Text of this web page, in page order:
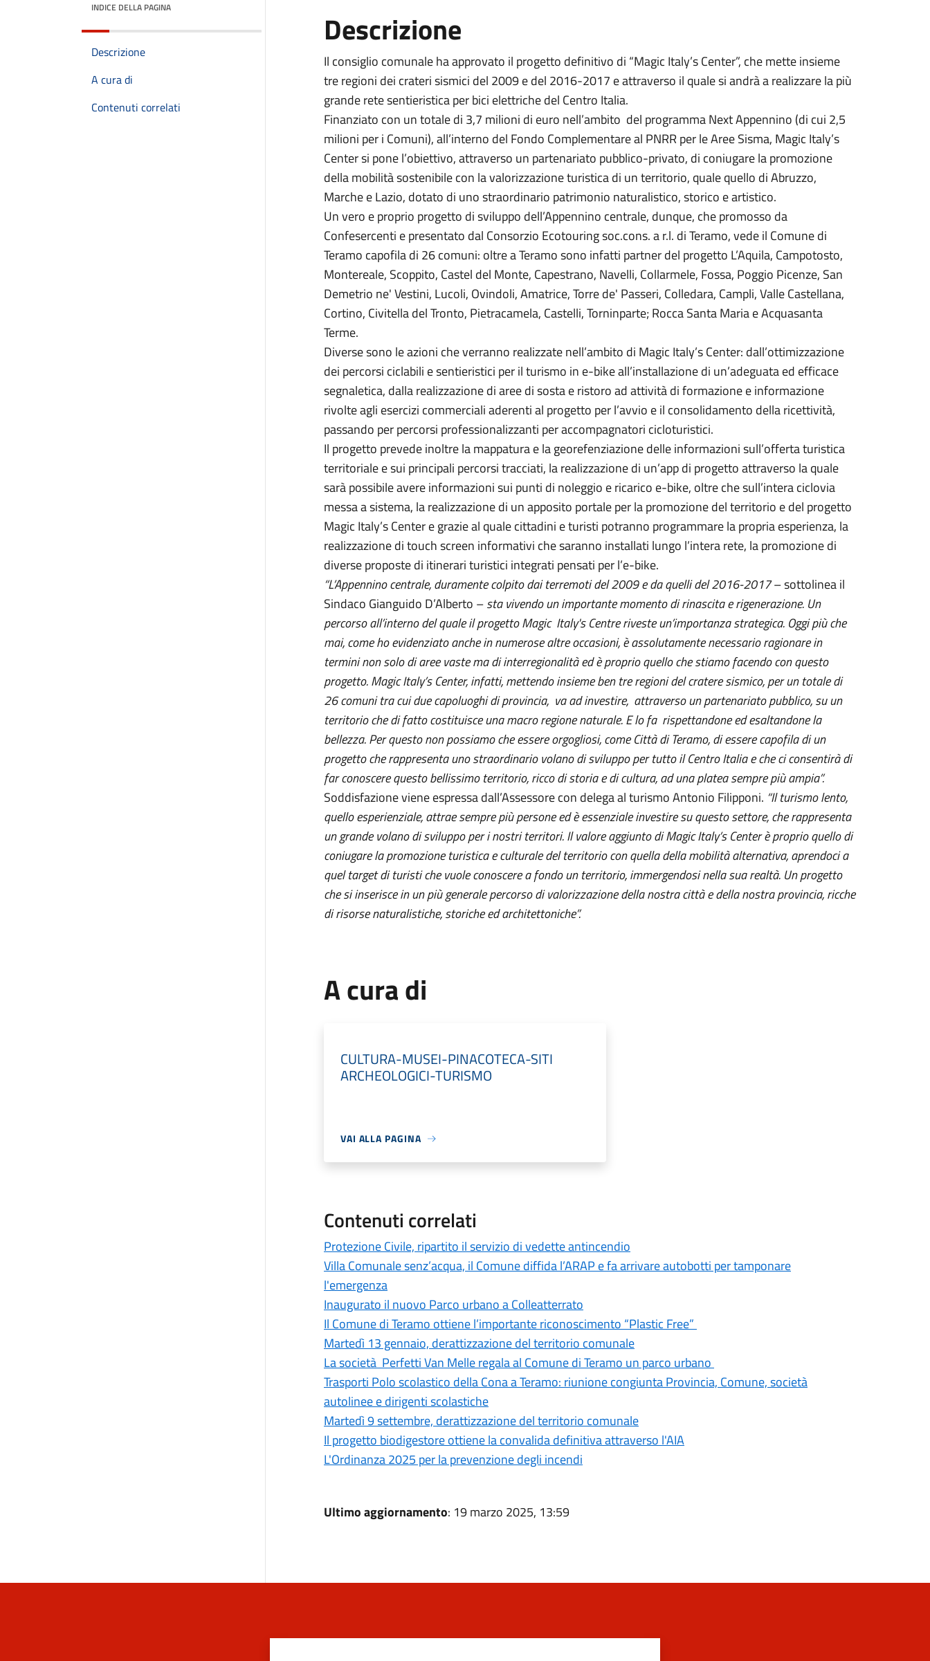
INDICE DELLA PAGINA
Descrizione
A cura di
Contenuti correlati
Descrizione
Il consiglio comunale ha approvato il progetto definitivo di “Magic Italy’s Center”, che mette insieme
tre regioni dei crateri sismici del 2009 e del 2016-2017 e attraverso il quale si andrà a realizzare la più
grande rete sentieristica per bici elettriche del Centro Italia.
Finanziato con un totale di 3,7 milioni di euro nell’ambito del programma Next Appennino (di cui 2,5
milioni per i Comuni), all’interno del Fondo Complementare al PNRR per le Aree Sisma, Magic Italy’s
Center si pone l’obiettivo, attraverso un partenariato pubblico-privato, di coniugare la promozione
della mobilità sostenibile con la valorizzazione turistica di un territorio, quale quello di Abruzzo,
Marche e Lazio, dotato di uno straordinario patrimonio naturalistico, storico e artistico.
Un vero e proprio progetto di sviluppo dell’Appennino centrale, dunque, che promosso da
Confesercenti e presentato dal Consorzio Ecotouring soc.cons. a r.l. di Teramo, vede il Comune di
Teramo capofila di 26 comuni: oltre a Teramo sono infatti partner del progetto L’Aquila, Campotosto,
Montereale, Scoppito, Castel del Monte, Capestrano, Navelli, Collarmele, Fossa, Poggio Picenze, San
Demetrio ne' Vestini, Lucoli, Ovindoli, Amatrice, Torre de' Passeri, Colledara, Campli, Valle Castellana,
Cortino, Civitella del Tronto, Pietracamela, Castelli, Torninparte; Rocca Santa Maria e Acquasanta
Terme.
Diverse sono le azioni che verranno realizzate nell’ambito di Magic Italy’s Center: dall’ottimizzazione
dei percorsi ciclabili e sentieristici per il turismo in e-bike all’installazione di un’adeguata ed efficace
segnaletica, dalla realizzazione di aree di sosta e ristoro ad attività di formazione e informazione
rivolte agli esercizi commerciali aderenti al progetto per l’avvio e il consolidamento della ricettività,
passando per percorsi professionalizzanti per accompagnatori cicloturistici.
Il progetto prevede inoltre la mappatura e la georefenziazione delle informazioni sull’offerta turistica
territoriale e sui principali percorsi tracciati, la realizzazione di un’app di progetto attraverso la quale
sarà possibile avere informazioni sui punti di noleggio e ricarico e-bike, oltre che sull’intera ciclovia
messa a sistema, la realizzazione di un apposito portale per la promozione del territorio e del progetto
Magic Italy’s Center e grazie al quale cittadini e turisti potranno programmare la propria esperienza, la
realizzazione di touch screen informativi che saranno installati lungo l’intera rete, la promozione di
diverse proposte di itinerari turistici integrati pensati per l’e-bike.
“L’Appennino centrale, duramente colpito dai terremoti del 2009 e da quelli del 2016-2017– sottolinea il
Sindaco Gianguido D’Alberto –sta vivendo un importante momento di rinascita e rigenerazione. Un
percorso all’interno del quale il progetto Magic Italy's Centre riveste un’importanza strategica. Oggi più che
mai, come ho evidenziato anche in numerose altre occasioni, è assolutamente necessario ragionare in
termini non solo di aree vaste ma di interregionalità ed è proprio quello che stiamo facendo con questo
progetto. Magic Italy’s Center, infatti, mettendo insieme ben tre regioni del cratere sismico, per un totale di
26 comuni tra cui due capoluoghi di provincia, va ad investire, attraverso un partenariato pubblico, su un
territorio che di fatto costituisce una macro regione naturale. E lo fa rispettandone ed esaltandone la
bellezza. Per questo non possiamo che essere orgogliosi, come Città di Teramo, di essere capofila di un
progetto che rappresenta uno straordinario volano di sviluppo per tutto il Centro Italia e che ci consentirà di
far conoscere questo bellissimo territorio, ricco di storia e di cultura, ad una platea sempre più ampia”.
Soddisfazione viene espressa dall’Assessore con delega al turismo Antonio Filipponi. “Il turismo lento,
quello esperienziale, attrae sempre più personeed è essenziale investire su questo settore, che rappresenta
un grande volano di sviluppo per i nostri territori. Il valore aggiunto di Magic Italy’s Center è proprio quello di
coniugare la promozione turistica e culturale del territorio con quella della mobilità alternativa, aprendoci a
quel target di turisti che vuole conoscere a fondo un territorio, immergendosi nella sua realtà. Un progetto
che si inserisce in un più generale percorso di valorizzazione della nostra città e della nostra provincia, ricche
di risorse naturalistiche, storiche ed architettoniche”.
A cura di
CULTURA-MUSEI-PINACOTECA-SITI
ARCHEOLOGICI-TURISMO
VAI ALLA PAGINA
Contenuti correlati
Protezione Civile, ripartito il servizio di vedette antincendio
Villa Comunale senz’acqua, il Comune diffida l’ARAP e fa arrivare autobotti per tamponare
l'emergenza
Inaugurato il nuovo Parco urbano a Colleatterrato
Il Comune di Teramo ottiene l’importante riconoscimento “Plastic Free”
Martedì 13 gennaio, derattizzazione del territorio comunale
La società Perfetti Van Melle regala al Comune di Teramo un parco urbano
Trasporti Polo scolastico della Cona a Teramo: riunione congiunta Provincia, Comune, società
autolinee e dirigenti scolastiche
Martedì 9 settembre, derattizzazione del territorio comunale
Il progetto biodigestore ottiene la convalida definitiva attraverso l'AIA
L'Ordinanza 2025 per la prevenzione degli incendi
Ultimo aggiornamento: 19 marzo 2025, 13:59